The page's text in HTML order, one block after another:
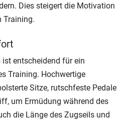
Dies steigert die Motivation
Training.
entscheidend für ein
Training. Hochwertige
Sitze, rutschfeste Pedale
um Ermüdung während des
die Länge des Zugseils und